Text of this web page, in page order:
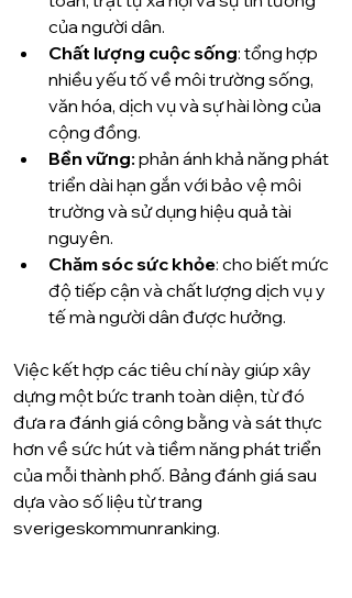
của người dân.
Chất lượng cuộc sống: tổng hợp
nhiều yếu tố về môi trường sống,
văn hóa, dịch vụ và sự hài lòng của
cộng đồng.
Bền vững: phản ánh khả năng phát
triển dài hạn gắn với bảo vệ môi
trường và sử dụng hiệu quả tài
nguyên.
Chăm sóc sức khỏe: cho biết mức
độ tiếp cận và chất lượng dịch vụ y
tế mà người dân được hưởng.
Việc kết hợp các tiêu chí này giúp xây
dựng một bức tranh toàn diện, từ đó
đưa ra đánh giá công bằng và sát thực
hơn về sức hút và tiềm năng phát triển
của mỗi thành phố. Bảng đánh giá sau
dựa vào số liệu từ trang
sverigeskommunranking.